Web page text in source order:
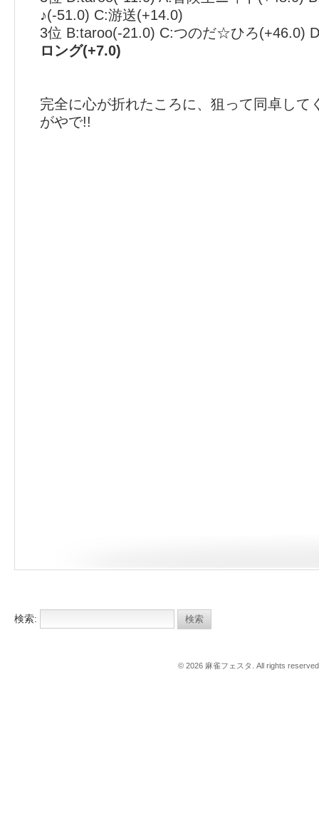
♪(-51.0) C:游送(+14.0)
3位 B:taroo(-21.0) C:つのだ☆ひろ(+46.0)
ロング(+7.0)
完全に心が折れたころに、狙って同卓して
がやで!!
検索:
© 2026 麻雀フェスタ. All rights